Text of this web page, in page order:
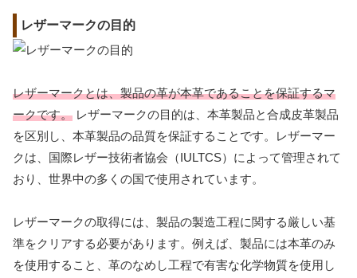
レザーマークの目的
レザーマークとは、製品の革が本革であることを保証するマ
ークです。 レザーマークの目的は、本革製品と合成皮革製品
を区別し、本革製品の品質を保証することです。レザーマー
クは、国際レザー技術者協会（IULTCS）によって管理されて
おり、世界中の多くの国で使用されています。
レザーマークの取得には、製品の製造工程に関する厳しい基
準をクリアする必要があります。例えば、製品には本革のみ
を使用すること、革のなめし工程で有害な化学物質を使用し